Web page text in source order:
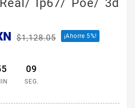
Ip67/ Poe/ 3d
$1,128.05 ¡Ahorre 5%!
09
SEG.